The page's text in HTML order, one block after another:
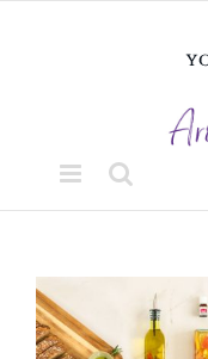
View
Larger
Image